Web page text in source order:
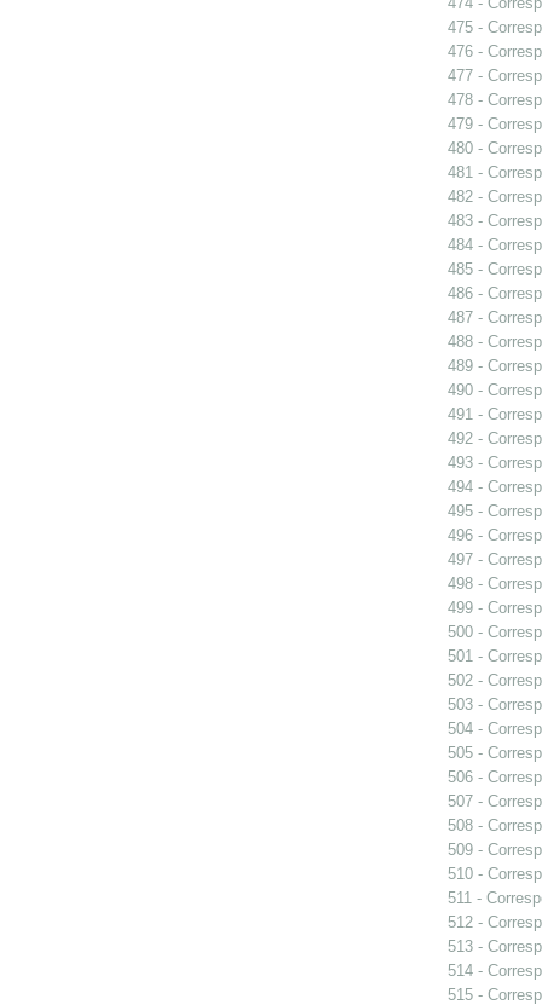
475 -
476 -
477 -
478 -
479 -
480 -
481 -
482 -
483 -
484 -
485 -
486 -
487 -
488 -
489 -
490 -
491 -
492 -
493 -
494 -
495 -
496 -
497 -
498 -
499 -
500 -
501 -
502 -
503 -
504 -
505 -
506 -
507 -
508 -
509 -
510 -
511 -
512 -
513 -
514 -
515 -